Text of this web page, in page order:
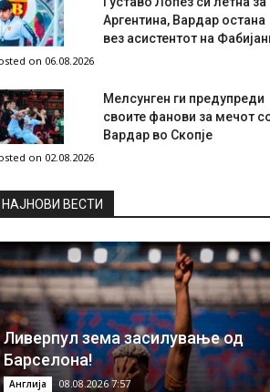
Аргентина, Вардар остана
вез асистентот на
on 06.08.2026
Мелсунген ги предупреди
своите фанови за мечот
Вардар во Скопје
on 02.08.2026
НAЈНОВИ ВЕСТИ
Ливерпул зема засилување од
Барселона!
Англија 08.08.2026 7:57